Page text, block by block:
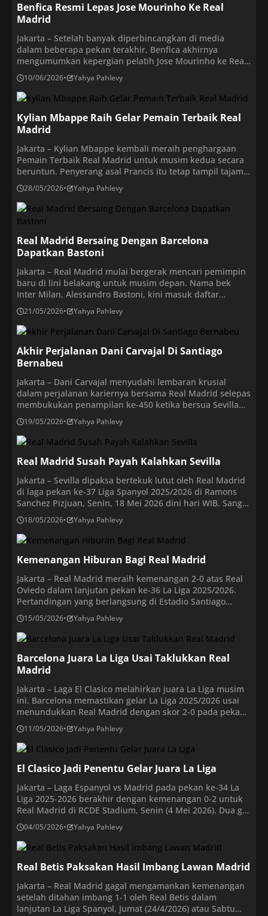
Mourinho sebagai manajer […]
Benfica Resmi Lepas Jose Mourinho Ke Real
Madrid
Jakarta – Setelah banyak diperbincangkan di media
dalam beberapa pekan terakhir, Benfica akhirnya
mengumumkan kepergian pelatih Jose Mourinho ke Real
Madrid lengkap dengan nilai transfernya. Mereka juga
langsung menunjuk penggantinya, Marco Silva. “Benfica
menginformasikan kepada CMVM (Komisi Pasar Sekuritas
Portugal) bahwa Real Madrid telah resmi menyatakan
niatnya untuk merekrut José Mourinho dengan harga 15
juta […]
10/06/2026• Yahya Pahlevy
Kylian Mbappe Raih Gelar Pemain Terbaik Real
Madrid
Jakarta – Kylian Mbappe kembali meraih penghargaan
Pemain Terbaik Real Madrid untuk musim kedua secara
beruntun. Penyerang asal Prancis itu tetap tampil tajam
meski Los Blancos gagal meraih satu pun trofi dalam dua
musim terakhir. Kylian Mbappe menjadi figur paling
produktif di skuad Madrid sepanjang musim 2025-2026.
Namun, pencapaian individu itu tidak mampu
meredakan kemarahan […]
28/05/2026• Yahya Pahlevy
Real Madrid Bersaing Dengan Barcelona
Dapatkan Bastoni
Jakarta – Real Madrid mulai bergerak mencari pemimpin
baru di lini belakang untuk musim depan. Nama bek
Inter Milan, Alessandro Bastoni, kini masuk daftar
prioritas atas permintaan Jose Mourinho. Mourinho
dikabarkan sudah terlibat dalam perencanaan transfer
meski belum resmi kembali menangani Real Madrid.
Situasi ini menjadi menarik karena Bastoni sebelumnya
lebih dekat dengan Barcelona. Klub […]
21/05/2026• Yahya Pahlevy
Akhir Perjalanan Dani Carvajal Di Santiago
Bernabeu
Jakarta – Dani Carvajal menyudahi lembaran krusial
dalam perjalanan kariernya bersama Real Madrid selepas
membukukan penampilan ke-450 ketika bersua Sevilla
pada Senin (18/5/2026) dini hari WIB. Pertandingan ini
menjadi salah satu panggung terakhirnya menyusul
kebijakan manajemen klub yang memilih untuk tidak
memperbarui masa baktinya pada bursa transfer musim
panas mendatang. Langkah tersebut sekaligus
19/05/2026• Yahya Pahlevy
Real Madrid Susah Payah Kalahkan Sevilla
Jakarta – Sevilla dipaksa bertekuk lutut oleh Real Madrid
di laga pekan ke-37 Liga Spanyol 2025/2026 di Ramons
Sanchez Pizjuan, Senin, 18 Mei 2026 dini hari WIB. Sang
tuan rumah dipaksa menyerah dengan skor 0-1 oleh Los
Blancos. Pertandingan ini tak mudah bagi Madrid.
Mereka memang mendominasi penguasaan bola namun
Sevilla tampil cukup merepotkan ketika […]
18/05/2026• Yahya Pahlevy
Kemenangan Hiburan Bagi Real Madrid
Jakarta – Real Madrid meraih kemenangan 2-0 atas Real
Oviedo dalam lanjutan pekan ke-36 La Liga 2025/2026.
Pertandingan yang berlangsung di Estadio Santiago
Bernabeu pada Jumat (15/5/2026) dini hari WIB itu
ditentukan oleh gol Gonzalo Garcia dan Jude Bellingham.
Tambahan tiga poin ini membuat Real Madrid kini
mengoleksi 80 poin dari 36 pertandingan, memantapkan
posisi […]
15/05/2026• Yahya Pahlevy
Barcelona Juara La Liga Usai Taklukkan Real
Madrid
Jakarta – Laga El Clasico melahirkan juara La Liga musim
ini. Barcelona memastikan gelar La Liga 2025/2026 usai
menundukkan Real Madrid dengan skor 2-0 pada pekan
ke-35. Laga berlangsung di Spotify Camp Nou, Senin
(11/5/2026) dini hari WIB. Dua gol kemenangan Barcelona
dicetak oleh Marcus Rashford dan Ferran Torres pada
babak pertama. Keduanya tampil efektif […]
11/05/2026• Yahya Pahlevy
El Clasico Jadi Penentu Gelar Juara La Liga
Jakarta – Laga Espanyol vs Madrid pada pekan ke-34 La
Liga 2025-2026 berakhir dengan kemenangan 0-2 untuk
Real Madrid di RCDE Stadium, Senin (4 Mei 2026). Dua gol
dicetak Vinicius Junior pada menit ke-55 dan 66 yang
memastikan hasil akhir sekaligus menunda pesta gelar
Barcelona. Hasil laga Espanyol vs Madrid ini membuat
04/05/2026• Yahya Pahlevy
Real Betis Paksakan Hasil Imbang Lawan Madrid
Jakarta – Real Madrid gagal mengamankan kemenangan
setelah ditahan imbang 1-1 oleh Real Betis dalam
lanjutan La Liga Spanyol, Jumat (24/4/2026) atau Sabtu